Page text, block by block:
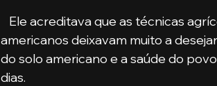
Ele acreditava que as técnicas
americanos deixavam muito a
do solo americano e a saúde do
dias.